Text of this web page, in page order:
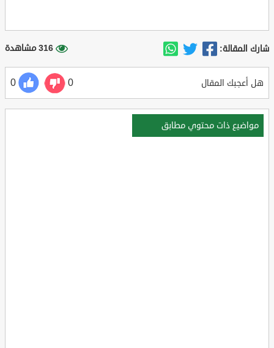
شارك المقالة: 316 مشاهدة
هل أعجبك المقال 0
0
مواضيع ذات محتوي مطابق